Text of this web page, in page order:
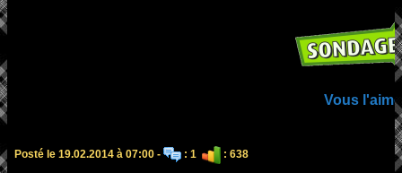
Vous
Posté le 19.02.2014 à 07:00 - : 1 : 638